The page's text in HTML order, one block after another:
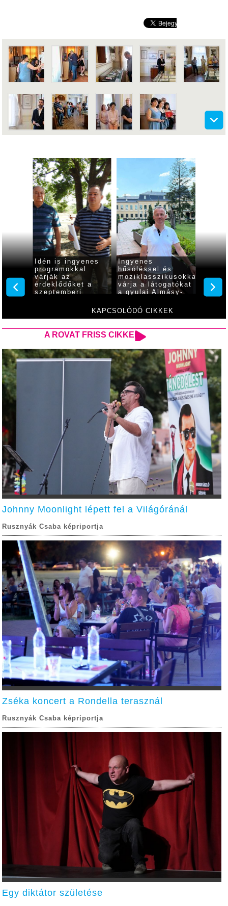
KAPCSOLÓDÓ CIKKEK
a
Idén is ingyenes
programokkal
várják az
érdeklődőket a
szeptemberi
Ingyenes
hűsöléssel és
moziklasszikusokkal
várja a látogatókat
a gyulai Almásy-
A ROVAT FRISS CIKKEI
Johnny Moonlight lépett fel a Világóránál
Rusznyák Csaba képriportja
Zséka koncert a Rondella terasznál
Rusznyák Csaba képriportja
Egy diktátor születése